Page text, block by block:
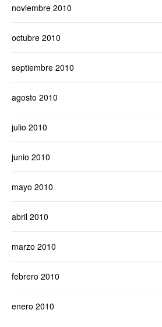
noviembre 2010
octubre 2010
septiembre 2010
agosto 2010
julio 2010
junio 2010
mayo 2010
abril 2010
marzo 2010
febrero 2010
enero 2010